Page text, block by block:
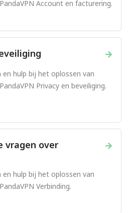
Account en facturering.
→
hulp bij het oplossen van
Privacy en beveiliging.
→
vragen over
hulp bij het oplossen van
Verbinding.